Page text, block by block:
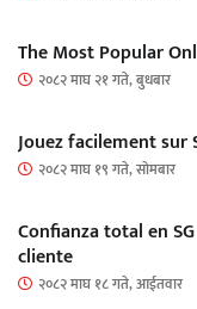
The Most Popular
२०८२ माघ २१ गते, बुधबार
Jouez facilement sur
२०८२ माघ १९ गते, सोमबार
Confianza total en
cliente
२०८२ माघ १८ गते, आईतवार